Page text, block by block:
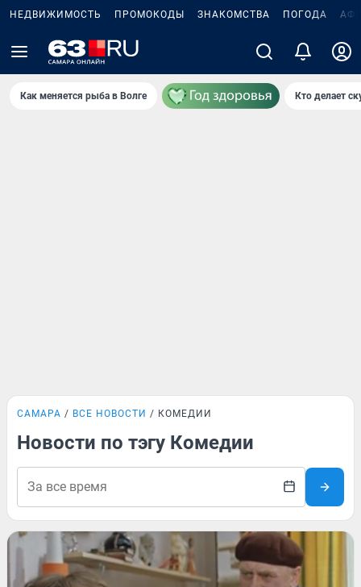
НЕДВИЖИМОСТЬ ПРОМОКОДЫ ЗНАКОМСТВА ПОГОДА
Как меняется рыба в Волге Кто делает
САМАРА ВСЕ НОВОСТИ КОМЕДИИ
Новости по тэгу Комедии